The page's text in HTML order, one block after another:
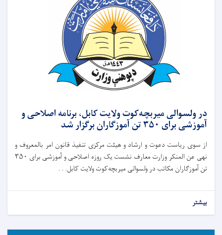
در ولسوالی میربچه‌کوت ولایت کابل، برنامه اصلاحی و
آموزشی برای ۳۵۰ تن آموزگاران برگزار شد
از سوی ریاست دعوت و ارشاد و هیئت مرکزی تنفیذ قانون امر بالمعروف و
نهی عن المنکر وزارت معارف نشست یک‌ روزه اصلاحی و آموزشی برای ۳۵۰
تن آموزگاران مکاتب در ولسوالی میربچه‌کوت ولایت کابل. . .
بیشتر